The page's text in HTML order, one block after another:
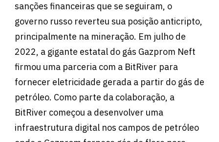
sanções financeiras que se seguiram, o
governo russo reverteu sua posição anticripto,
principalmente na mineração. Em julho de
2022, a gigante estatal do gás Gazprom Neft
firmou uma parceria com a BitRiver para
fornecer eletricidade gerada a partir do gás de
petróleo. Como parte da colaboração, a
BitRiver começou a desenvolver uma
infraestrutura digital nos campos de petróleo